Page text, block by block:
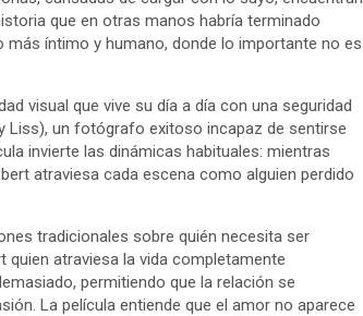
que en otras manos habría terminado
íntimo y humano, donde lo importante no es
visual que vive su día a día con una seguridad
Liss), un fotógrafo exitoso incapaz de sentirse
invierte las dinámicas habituales: mientras
atraviesa cada escena como alguien perdido
tradicionales sobre quién necesita ser
quien atraviesa la vida completamente
permitiendo que la relación se
La película entiende que el amor no aparece